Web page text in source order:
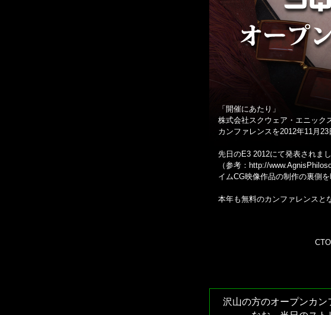
「開催にあたり」
株式会社スクウェア・エニック
カンファレンスを2012年11月
先日のE3 2012にて発表されま
（参考： http://
イムCG映像作品の制作の裏側
本年も無料のカンファレンスと
沢山の方のオープンカン